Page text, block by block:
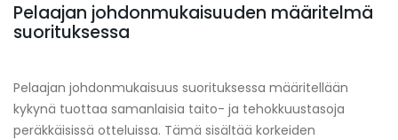
Pelaajan johdonmukaisuuden määritelmä
suorituksessa
Pelaajan johdonmukaisuus suorituksessa määritellään
kykynä tuottaa samanlaisia taito- ja tehokkuustasoja
peräkkäisissä otteluissa. Tämä sisältää korkeiden